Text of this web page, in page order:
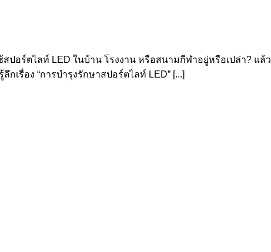
อร์ตไลท์ LED ในบ้าน โรงงาน หรือสนามกีฬาอยู่หรือเปล่า? แ
รื่อง “การบำรุงรักษาสปอร์ตไลท์ LED” [...]